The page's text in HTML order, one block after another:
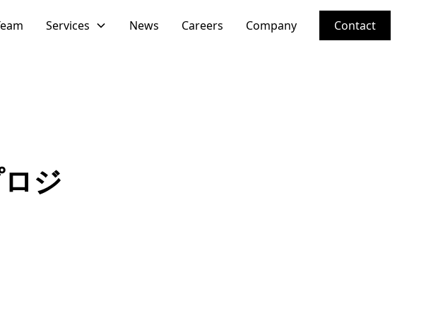
Services News Careers Company Contact
ジ